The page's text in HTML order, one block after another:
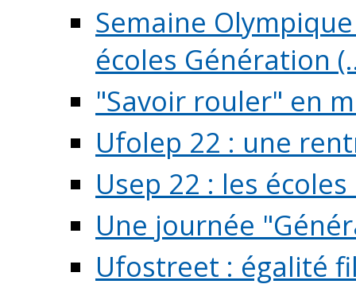
Semaine
écoles Génération
"Savoir rouler" en
Ufolep 22 : une
Usep 22 : les
Une journée
Ufostreet : égalité